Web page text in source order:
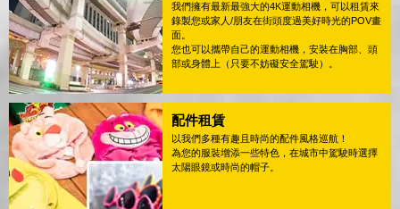
我們擁有最新最強大的4K運動相機，可以租賃來
錄製您或家人/朋友在街頭度過美好時光的POV畫
面。
您也可以攜帶自己的運動相機，安裝在胸部、頭
部或身體上（只要不妨礙安全駕駛）。
配件租賃
以我們多種有趣且時尚的配件風格巡航！
為您的服裝增添一些特色，在城市中駕駛時選擇
太陽眼鏡或時尚的帽子。